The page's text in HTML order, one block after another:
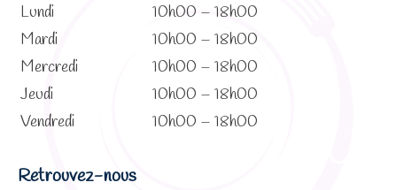
Lundi
10h00 – 18h00
Mardi
10h00 – 18h00
Mercredi
10h00 – 18h00
Jeudi
10h00 – 18h00
Vendredi
10h00 – 18h00
Retrouvez-nous